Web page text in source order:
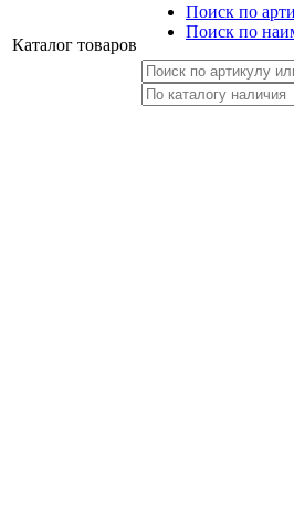
Каталог товаров
Поиск по
Поиск по